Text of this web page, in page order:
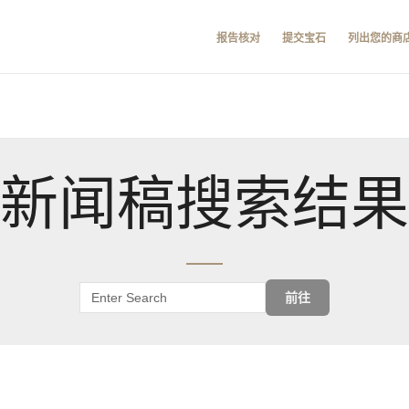
报告核对 提交宝石 列出您的商
新闻稿搜索结果
前往